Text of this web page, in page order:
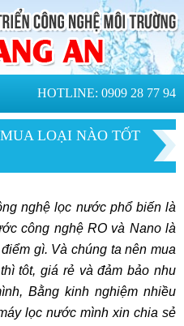
HOTLINE: 0909 28 77 94
LOẠI NÀO TỐT
nghệ lọc nước phổ biến là
công nghệ RO và Nano là
gì. Và chúng ta nên mua
tôt, giá rẻ và đảm bảo nhu
Bằng kinh nghiệm nhiều
lọc nước mình xin chia sẻ